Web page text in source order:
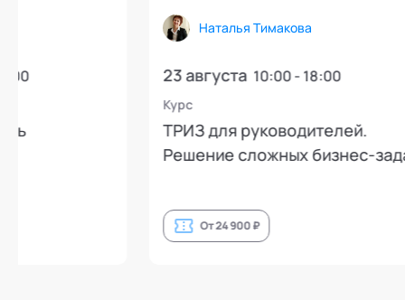
Наталья Тимакова
10:00 - 18:00
ТРИЗ для руководителей.
Решение сложных бизнес-задач
Группа